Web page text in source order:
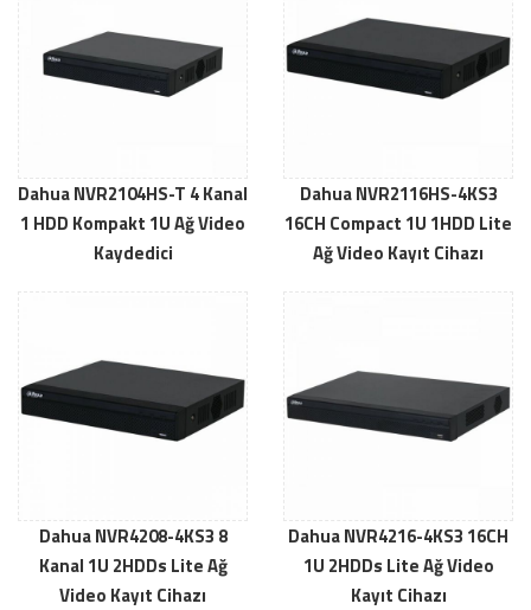
Dahua NVR2104HS-T 4 Kanal
1 HDD Kompakt 1U Ağ Video
Kaydedici
Dahua NVR2116HS-4KS3
16CH Compact 1U 1HDD Lite
Ağ Video Kayıt Cihazı
Dahua NVR4208-4KS3 8
Kanal 1U 2HDDs Lite Ağ
Video Kayıt Cihazı
Dahua NVR4216-4KS3 16CH
1U 2HDDs Lite Ağ Video
Kayıt Cihazı